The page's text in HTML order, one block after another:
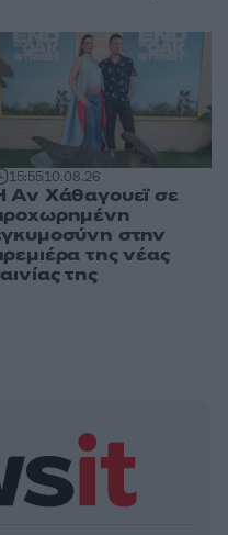
15:5510.08.26
Αν Χάθαγουεϊ σε
στην
της νέας
της